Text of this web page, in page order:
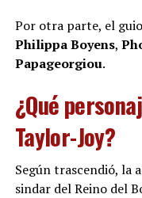
Por otra parte, el
Philippa Boyens,
Papageorgiou.
¿Qué
Taylor-Joy?
Según trascendió, la
sindar del Reino del